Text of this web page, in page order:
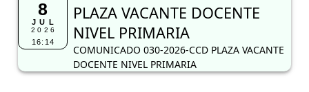
8
JUL
2026
16:14
PLAZA VACANTE DOCENTE
NIVEL PRIMARIA
COMUNICADO 030-2026-CCD PLAZA VACANTE
DOCENTE NIVEL PRIMARIA